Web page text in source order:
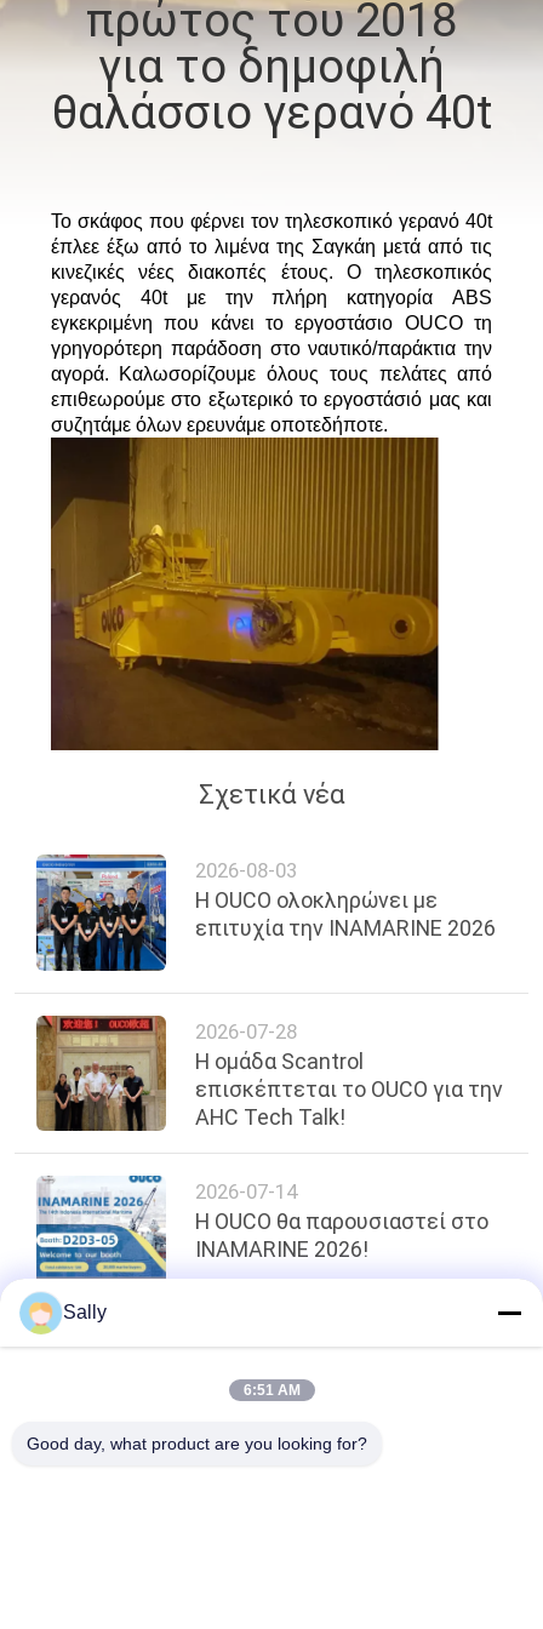
ΕΜΆΣ
ΕΠΙΣΚΈΨΕΙΣ
ΣΤΟ
ΈΛΕΓΧΟΣ
ΠΟΙΌΤΗΤΑΣ
ΕΙΔΉΣΕΙΣ
ΥΠΟΘΈΣΕΙΣ
CONTACT
SITEMAP
πρώτος του 2018
για το δημοφιλή
θαλάσσιο γερανό 40t
Το σκάφος που φέρνει τον τηλεσκοπικό γερανό 40t
έπλεε έξω από το λιμένα της Σαγκάη μετά από τις
κινεζικές νέες διακοπές έτους. Ο τηλεσκοπικός
γερανός 40t με την πλήρη κατηγορία ABS
εγκεκριμένη που κάνει το εργοστάσιο OUCO τη
γρηγορότερη παράδοση στο ναυτικό/παράκτια την
αγορά. Καλωσορίζουμε όλους τους πελάτες από
επιθεωρούμε στο εξωτερικό το εργοστάσιό μας και
συζητάμε όλων ερευνάμε οποτεδήποτε.
Σχετικά νέα
2026-08-03
Η OUCO ολοκληρώνει με
επιτυχία την INAMARINE 2026
2026-07-28
Η ομάδα Scantrol
επισκέπτεται το OUCO για την
AHC Tech Talk!
2026-07-14
Η OUCO θα παρουσιαστεί στο
INAMARINE 2026!
κορυφή
Sally
6:51 AM
Good day, what product are you looking for?